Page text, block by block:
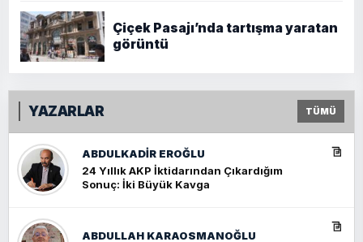
Çiçek Pasajı’nda tartışma yaratan
görüntü
YAZARLAR TÜMÜ
ABDULKADIR EROĞLU
24 Yıllık AKP İktidarından Çıkardığım
Sonuç: İki Büyük Kavga
ABDULLAH KARAOSMANOĞLU